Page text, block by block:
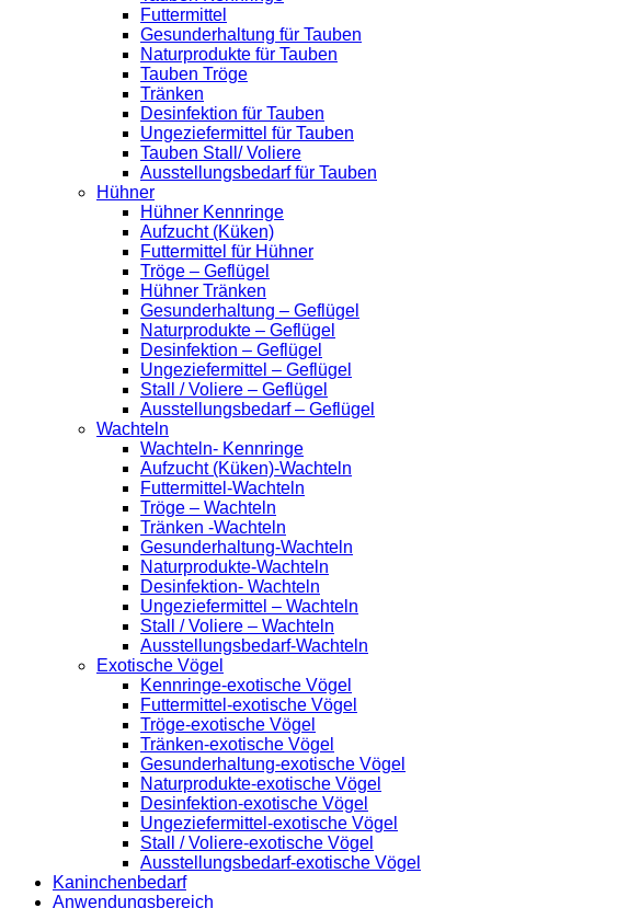
Futtermittel
Gesunderhaltung für Tauben
Naturprodukte für Tauben
Tauben Tröge
Tränken
Desinfektion für Tauben
Ungeziefermittel für Tauben
Tauben Stall/ Voliere
Ausstellungsbedarf für Tauben
Hühner
Hühner Kennringe
Aufzucht (Küken)
Futtermittel für Hühner
Tröge – Geflügel
Hühner Tränken
Gesunderhaltung – Geflügel
Naturprodukte – Geflügel
Desinfektion – Geflügel
Ungeziefermittel – Geflügel
Stall / Voliere – Geflügel
Ausstellungsbedarf – Geflügel
Wachteln
Wachteln- Kennringe
Aufzucht (Küken)-Wachteln
Futtermittel-Wachteln
Tröge – Wachteln
Tränken -Wachteln
Gesunderhaltung-Wachteln
Naturprodukte-Wachteln
Desinfektion- Wachteln
Ungeziefermittel – Wachteln
Stall / Voliere – Wachteln
Ausstellungsbedarf-Wachteln
Exotische Vögel
Kennringe-exotische Vögel
Futtermittel-exotische Vögel
Tröge-exotische Vögel
Tränken-exotische Vögel
Gesunderhaltung-exotische Vögel
Naturprodukte-exotische Vögel
Desinfektion-exotische Vögel
Ungeziefermittel-exotische Vögel
Stall / Voliere-exotische Vögel
Ausstellungsbedarf-exotische Vögel
Kaninchenbedarf
Anwendungsbereich